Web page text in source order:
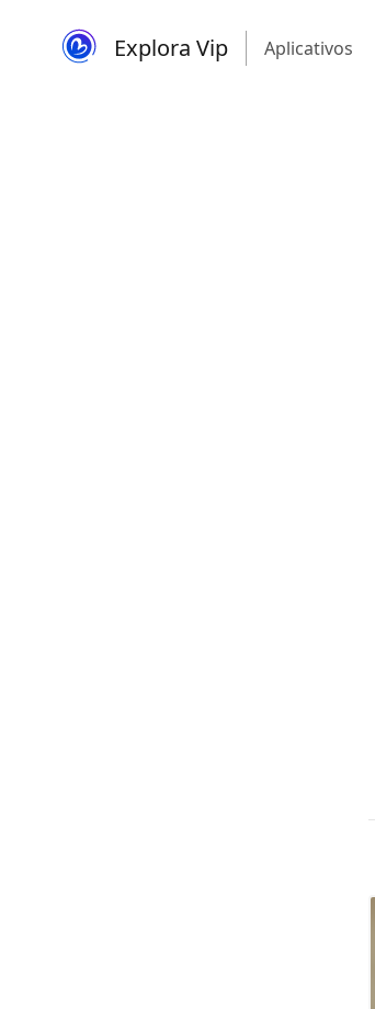
Explora Vip Aplicativos